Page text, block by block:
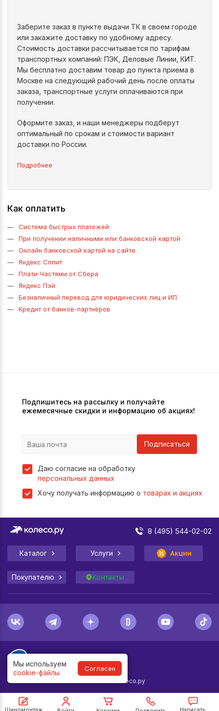
Мы используем
cookie-файлы
Согласен
Заберите заказ в пункте выдачи ТК в своем городе
или закажите доставку по удобному адресу.
Стоимость доставки рассчитывается по тарифам
транспортных компаний: ПЭК, Деловые Линии, КИТ.
Мы бесплатно доставим товар до пункта приема в
Москве на следующий рабочий день после оплаты
заказа, транспортные услуги оплачиваются при
получении.
Оформите заказ, и наши менеджеры подберут
оптимальный по срокам и стоимости вариант
доставки по России.
Подробнее
Как оплатить
Система быстрых платежей
При получении наличными или банковской картой
Онлайн банковской картой на сайте
Яндекс Сплит
Плати Частями от Сбера
Яндекс Пэй
Безналичный перевод для юридических лиц и ИП
Кредит от банков-партнёров
Подпишитесь на рассылку и получайте
ежемесячные скидки и информацию об акциях!
Подписаться
Даю согласие на обработку
персональных данных
Хочу получать информацию о товарах и акциях
Шиномонтаж Написать
8 (495) 544-02-02
Каталог Услуги Акции
Покупателю Контакты
© Колесо.ру